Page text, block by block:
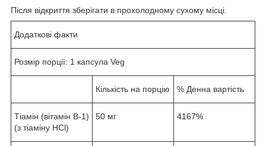
Після відкриття зберігати в прохолодному сухому місці.
Додаткові факти
Розмір порції: 1 капсула Veg
Кількість на порцію % Денна вартість
Тіамін (вітамін B-1)
(з тіаміну HCl)
50 мг 4167%